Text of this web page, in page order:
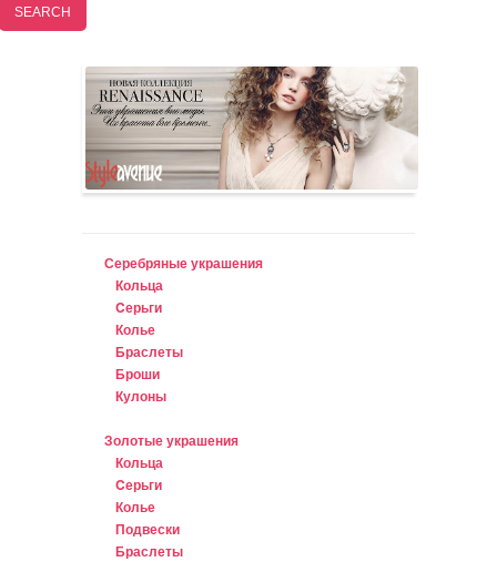
Серебряные украшения
Кольца
Cерьги
Колье
Браслеты
Броши
Кулоны
Золотые украшения
Кольца
Cерьги
Колье
Подвески
Браслеты